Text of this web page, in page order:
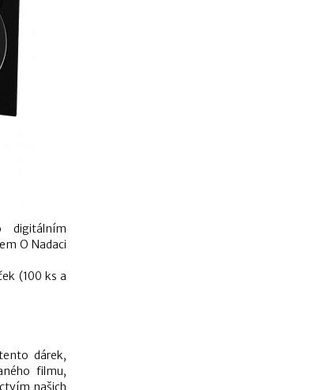
digitálním
O Nadaci
(100 ks a
dárek,
filmu,
našich